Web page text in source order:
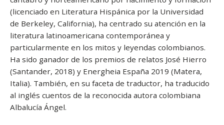
(licenciado en Literatura Hispánica por la Universidad
de Berkeley, California), ha centrado su atención en la
literatura latinoamericana contemporánea y
particularmente en los mitos y leyendas colombianos.
Ha sido ganador de los premios de relatos José Hierro
(Santander, 2018) y Energheia España 2019 (Matera,
Italia). También, en su faceta de traductor, ha traducido
al inglés cuentos de la reconocida autora colombiana
Albalucía Ángel.